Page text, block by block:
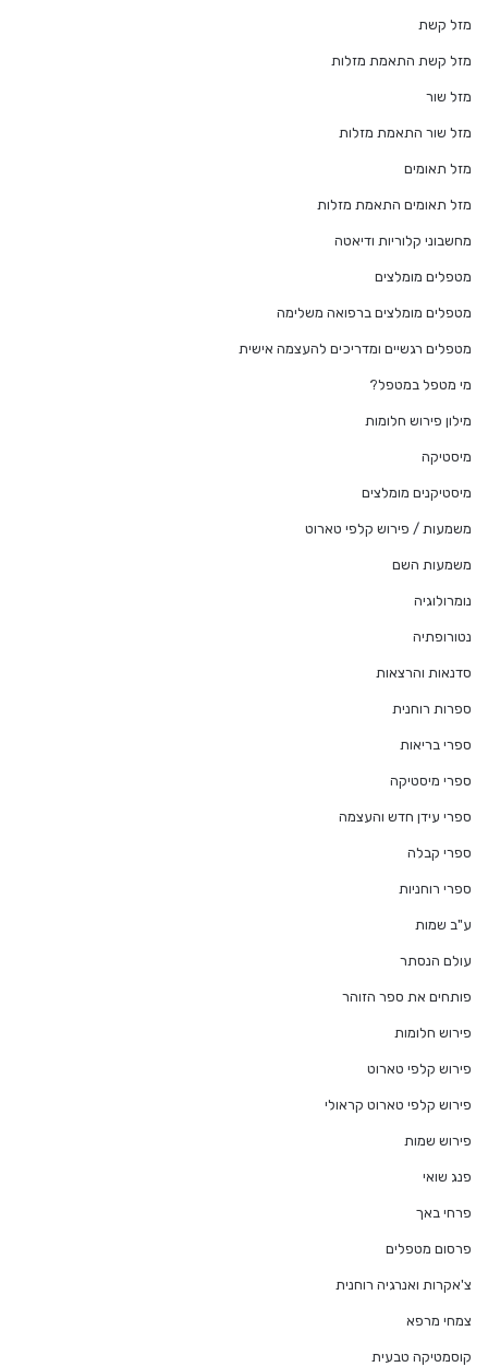
מזל קשת
מזל קשת התאמת מזלות
מזל שור
מזל שור התאמת מזלות
מזל תאומים
מזל תאומים התאמת מזלות
מחשבוני קלוריות ודיאטה
מטפלים מומלצים
מטפלים מומלצים ברפואה משלימה
מטפלים רגשיים ומדריכים להעצמה אישית
מי מטפל במטפל?
מילון פירוש חלומות
מיסטיקה
מיסטיקנים מומלצים
משמעות / פירוש קלפי טארוט
משמעות השם
נומרולוגיה
נטורופתיה
סדנאות והרצאות
ספרות רוחנית
ספרי בריאות
ספרי מיסטיקה
ספרי עידן חדש והעצמה
ספרי קבלה
ספרי רוחניות
ע"ב שמות
עולם הנסתר
פותחים את ספר הזוהר
פירוש חלומות
פירוש קלפי טארוט
פירוש קלפי טארוט קראולי
פירוש שמות
פנג שואי
פרחי באך
פרסום מטפלים
צ'אקרות ואנרגיה רוחנית
צמחי מרפא
קוסמטיקה טבעית